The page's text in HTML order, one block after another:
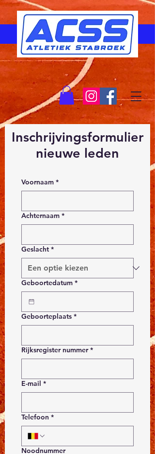
Inschrijvingsformulier
nieuwe leden
Voornaam *
Achternaam *
Geslacht *
Geboortedatum *
Geboorteplaats *
Rijksregister nummer *
E-mail *
Telefoon *
Noodnummer